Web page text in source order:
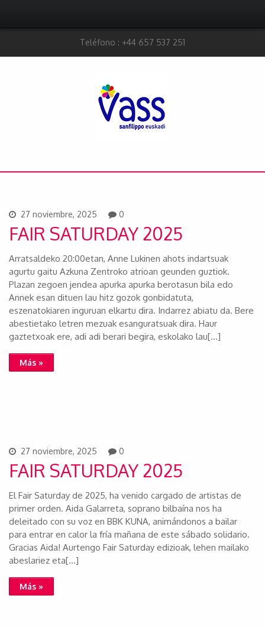
Teléfono : +44 657 537 251
27 noviembre, 2025 0
FAIR SATURDAY 2025
Arratsaldeko 20:00etan, Anne Lukinen ahots indartsuak
agurtu gaitu Azkuna Zentroko atrioan geunden guztiok.
Plazan zegoen jendea apurka apurka berotasun bila edo
Annek esan dituen lau hitz gozok gonbidatuta,
eszenatokiaren inguruan elkartu dira. Indarrez abiatu da. Bere
abestietako letren mezuak esanguratsuak dira. Haur
gaztetxoak ere, adi adi berari begira, eskolako lau[…]
Más »
27 noviembre, 2025 0
FAIR SATURDAY 2025
El Fair Saturday de 2025, ha venido cargado de artistas de
primer orden. Aida Galarreta, soprano bilbaína nos ha
deleitado con su voz en BBK KUNA, animándonos a bailar
para entrar en calor la fría mañana de este sábado solidario.
Gracias Aida! Aurtengo Fair Saturday edizioak, lehen mailako
abeslariez eta[…]
Más »